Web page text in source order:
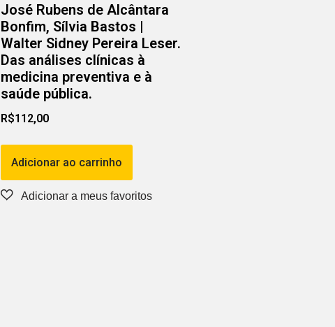
José Rubens de Alcântara
Bonfim, Sílvia Bastos |
Walter Sidney Pereira Leser.
Das análises clínicas à
medicina preventiva e à
saúde pública.
R$112,00
Adicionar ao carrinho